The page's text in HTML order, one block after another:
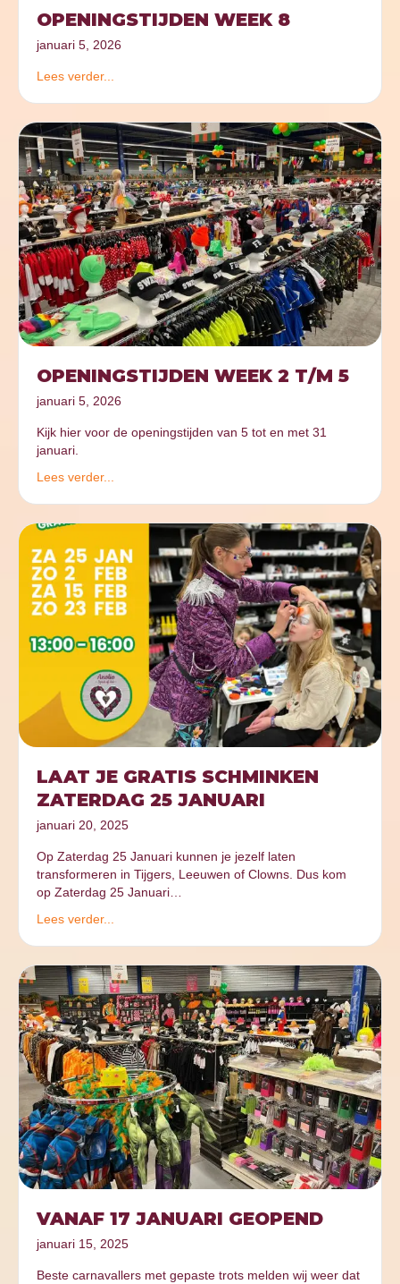
OPENINGSTIJDEN WEEK 8
januari 5, 2026
Lees verder...
OPENINGSTIJDEN WEEK 2 T/M 5
januari 5, 2026
Kijk hier voor de openingstijden van 5 tot en met 31
januari.
Lees verder...
LAAT JE GRATIS SCHMINKEN
ZATERDAG 25 JANUARI
januari 20, 2025
Op Zaterdag 25 Januari kunnen je jezelf laten
transformeren in Tijgers, Leeuwen of Clowns. Dus kom
op Zaterdag 25 Januari…
Lees verder...
VANAF 17 JANUARI GEOPEND
januari 15, 2025
Beste carnavallers met gepaste trots melden wij weer dat